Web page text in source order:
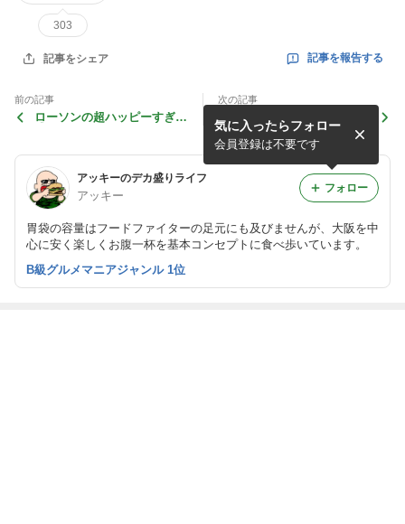
303
記事をシェア 記事を報告する
前の記事
ローソンの超ハッピーすぎ！
次の記事
底辺デカ盛りブロガーは１日
で何玉替玉出来るの？という
企画・前編「ラーメン食堂
神豚」
アッキーのデカ盛りライフ
アッキー
胃袋の容量はフードファイターの足元にも及びませんが、大阪を中
心に安く楽しくお腹一杯を基本コンセプトに食べ歩いています。
気に入ったらフォロー
会員登録は不要です
フォロー
B級グルメマニアジャンル 1位